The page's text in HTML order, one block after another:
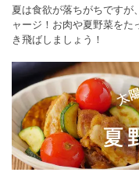
夏は食欲が落ちがちですが
ャージ！お肉や夏野菜を
き飛ばしましょう！